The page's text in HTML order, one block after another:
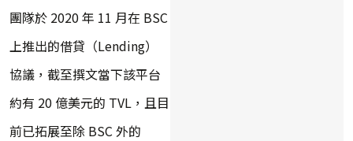
團隊於 2020 年 11 月在 BSC
上推出的借貸（Lending）
協議，截至撰文當下該平台
約有 20 億美元的 TVL，且目
前已拓展至除 BSC 外的